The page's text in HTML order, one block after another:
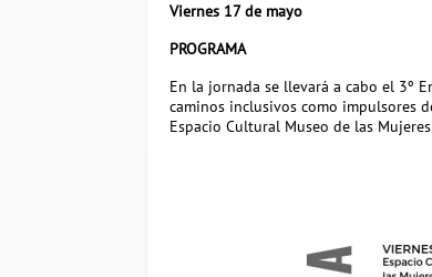
Viernes 17 de mayo
PROGRAMA
En la jornada se llevará a cabo el 3º
caminos inclusivos como impulsores
Espacio Cultural Museo de las